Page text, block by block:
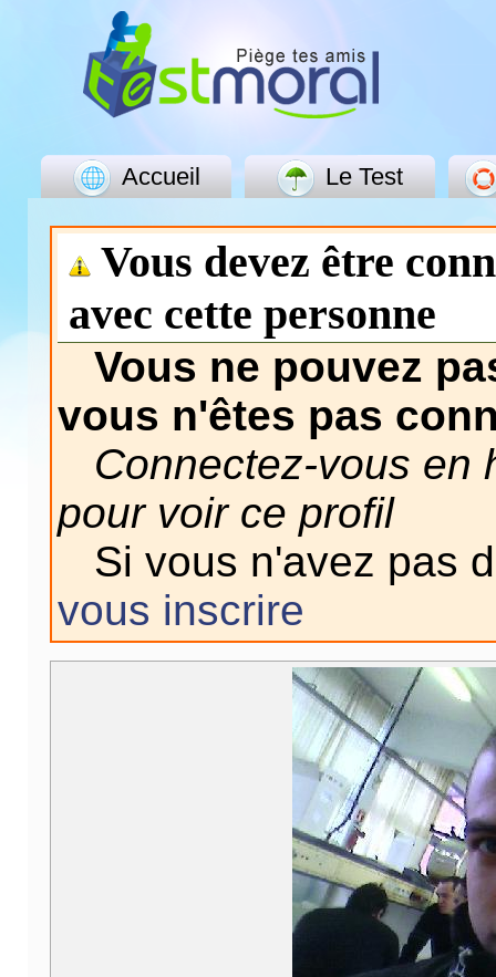
Accueil Le Test
Vous devez être
avec cette personne
Vous ne pouvez
vous n'êtes pas
Connectez-vous en
pour voir ce profil
Si vous n'avez pas
vous inscrire